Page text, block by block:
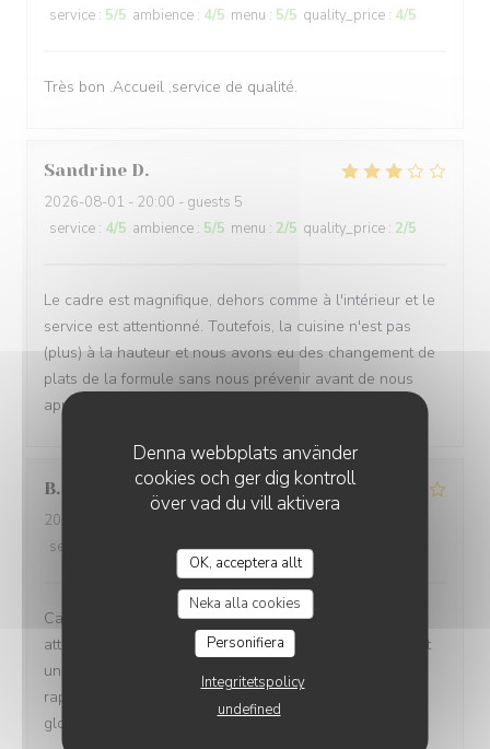
Denna webbplats använder
cookies och ger dig kontroll
över vad du vill aktivera
OK, acceptera allt
Neka alla cookies
Personifiera
Integritetspolicy
undefined
service : 5/5 ambience : 4/5 menu : 5/5 quality_price : 4/5
Très bon .Accueil ,service de qualité.
Sandrine D
2026-08-01 - 20:00 - guests 5
service : 4/5 ambience : 5/5 menu : 2/5 quality_price : 2/5
Le cadre est magnifique, dehors comme à l'intérieur et le
service est attentionné. Toutefois, la cuisine n'est pas
(plus) à la hauteur et nous avons eu des changement de
plats de la formule sans nous prévenir avant de nous
apporter les assiettes.
B
2026-08-03
service
ambience:5/5 menu:4/5 quality_price
Cadre chaleureux , Accueil attentif , Carte et Menu
attractifs pour tous les goûts , Carte des vins permettant
un bon choix , Cuisine soignée , Service rapide , prix en
rapport . Parking gratuit à proximité . Etions un couple :
globalement très satisfaits .